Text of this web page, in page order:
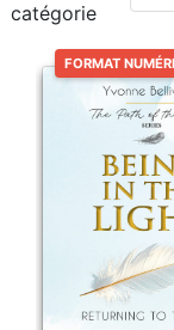
catégorie
FORMAT